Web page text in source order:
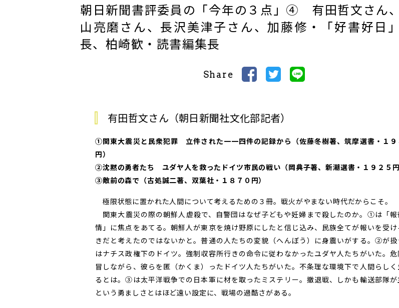
朝日新聞書評委員の「今年の３点」④ 有田哲文さん
山亮磨さん、長沢美津子さん、加藤修・「好書好日
長、柏崎歓・読書編集長
Share
有田哲文さん（朝日新聞社文化部記者）
①関東大震災と民衆犯罪 立件された一一四件の記録から（佐藤冬樹著、筑摩選書・１９
円）
②沈黙の勇者たち ユダヤ人を救ったドイツ市民の戦い（岡典子著、新潮選書・１９２５円
③敵前の森で（古処誠二著、双葉社・１８７０円）
極限状態に置かれた人間について考えるための３冊。戦火がやまない時代だからこそ。
関東大震災の際の朝鮮人虐殺で、自警団はなぜ子どもや妊婦まで殺したのか。①は「報
情」に焦点をあてる。朝鮮人が東京を焼け野原にしたと信じ込み、民族全てが報いを受け
きだと考えたのではないかと。普通の人たちの変貌（へんぼう）に身震いがする。②が扱
はナチス政権下のドイツ。強制収容所行きの命令に従わなかったユダヤ人たちがいた。危
冒しながら、彼らを匿（かくま）ったドイツ人たちがいた。不条理な環境下で人間らしく
るとは。③は太平洋戦争での日本軍に材を取ったミステリー。撤退戦、しかも輸送部隊が
という勇ましさとはほど遠い設定に、戦場の過酷さがある。